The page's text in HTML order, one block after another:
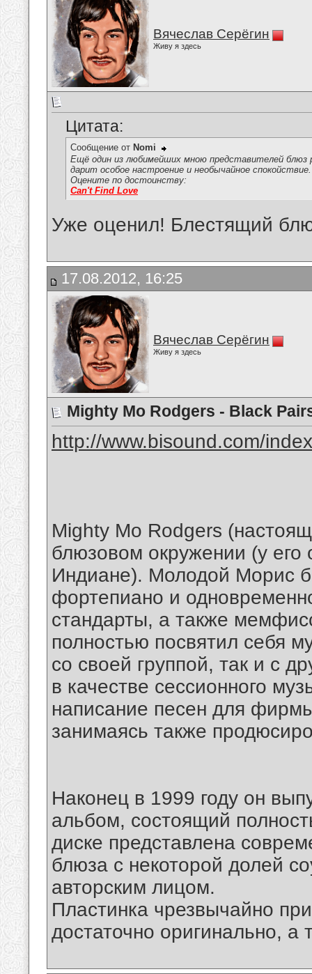
Вячеслав Серёгин
Живу я здесь
Цитата:
Сообщение от Nomi
Ещё один из любимейших мною представителей блюз
дарит особое настроение и необычайное спокойствие.
Оцените по достоинству:
Can't Find Love
Уже оценил! Блестящий
17.08.2012, 16:25
Вячеслав Серёгин
Живу я здесь
Mighty Mo Rodgers - Black
http://www.bisound.com/
Mighty Mo Rodgers
блюзовом окружении (у
Индиане). Молодой Морис
фортепиано и
стандарты, а также
полностью посвятил себя
со своей группой, так и с
в качестве сессионного
написание песен для
занимаясь также
Наконец в 1999 году он
альбом, состоящий
диске представлена
блюза с некоторой долей
авторским лицом.
Пластинка чрезвычайно
достаточно оригинально,